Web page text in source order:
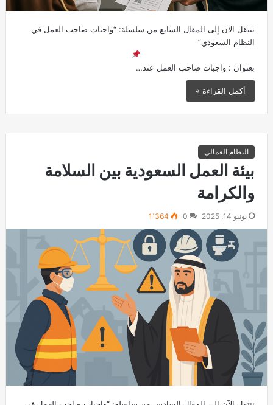
ننتقل الآن إلى المقال السابع من سلسلة: “واجبات صاحب العمل في
النظام السعودي”
بعنوان : واجبات صاحب العمل عند…
أكمل القراءة »
النظام العمالي
بيئة العمل السعودية بين السلامة
والكرامة
يونيو 14, 2025 0 1٬364